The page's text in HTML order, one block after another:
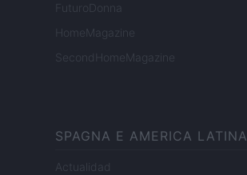
FuturoDonna
HomeMagazine
SecondHomeMagazine
SPAGNA E AMERICA LATINA
Actualidad